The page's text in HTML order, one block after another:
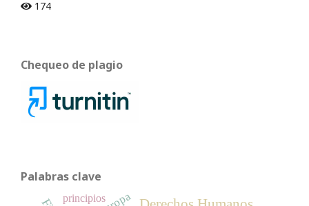
174
Chequeo de plagio
Palabras clave
principios